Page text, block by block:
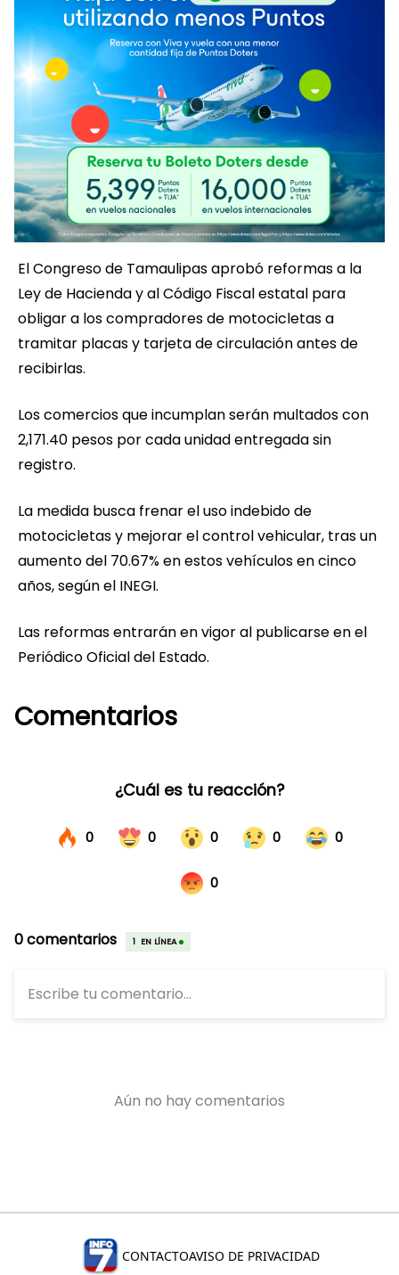
El Congreso de Tamaulipas aprobó reformas a la
Ley de Hacienda y al Código Fiscal estatal para
obligar a los compradores de motocicletas a
tramitar placas y tarjeta de circulación antes de
recibirlas.
Los comercios que incumplan serán multados con
2,171.40 pesos por cada unidad entregada sin
registro.
La medida busca frenar el uso indebido de
motocicletas y mejorar el control vehicular, tras un
aumento del 70.67% en estos vehículos en cinco
años, según el INEGI.
Las reformas entrarán en vigor al publicarse en el
Periódico Oficial del Estado.
Comentarios
CONTACTOAVISO DE PRIVACIDAD